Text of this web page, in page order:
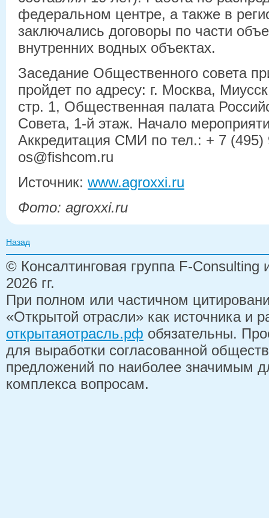
федеральном центре, а также в
заключались договоры по части
внутренних водных объектах.
Заседание Общественного совета
пройдет по адресу: г. Москва,
стр. 1, Общественная палата
Совета, 1-й этаж. Начало
Аккредитация СМИ по тел.: + 7 (495)
os@fishcom.ru
Источник: www.agroxxi.ru
Фото: agroxxi.ru
Назад
© Консалтинговая группа F-
2026 гг.
При полном или частичном
«Открытой отрасли» как источника и
открытаяотрасль.рф обязательны.
для выработки согласованной
предложений по наиболее значимым
комплекса вопросам.